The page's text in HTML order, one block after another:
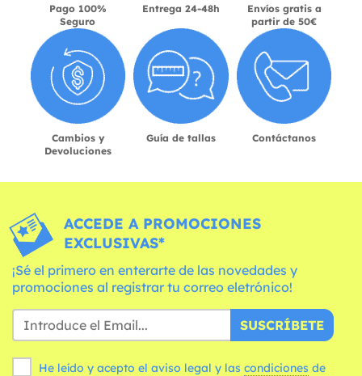
Pago 100%
Seguro
Entrega 24-48h
Envíos gratis a
partir de 50€
Cambios y
Devoluciones
Guía de tallas Contáctanos
ACCEDE A PROMOCIONES
EXCLUSIVAS*
¡Sé el primero en enterarte de las novedades y
promociones al registrar tu correo eletrónico!
SUSCRÍBETE
He leído y acepto el aviso legal y las condiciones